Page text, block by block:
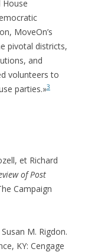
House
MoveOn’s
pivotal districts,
and
volunteers to
parties.»3
et Richard
of Post
Campaign
M. Rigdon.
KY: Cengage